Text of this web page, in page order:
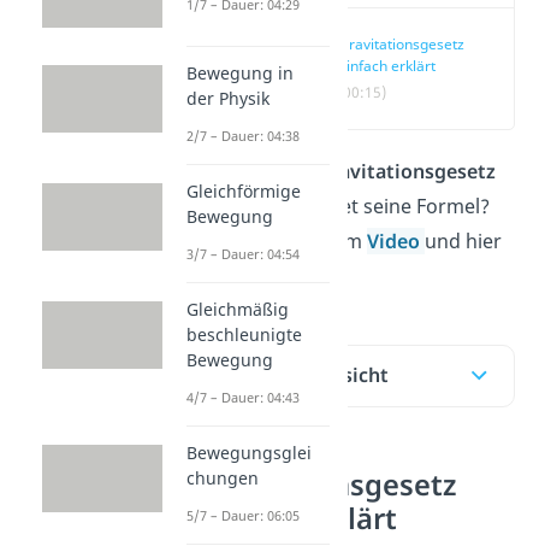
Gravitationsgesetz
einfach erklärt
(00:15)
Gravitationsgesetz
aus und wie lautet seine Formel?
Das erfährst du im Video und hier
Inhaltsübersicht
Gravitationsgesetz
einfach erklärt
1/7 – Dauer: 04:29
Bewegung in
der Physik
2/7 – Dauer: 04:38
Gleichförmige
Bewegung
3/7 – Dauer: 04:54
Gleichmäßig
beschleunigte
Bewegung
4/7 – Dauer: 04:43
Bewegungsglei
chungen
5/7 – Dauer: 06:05